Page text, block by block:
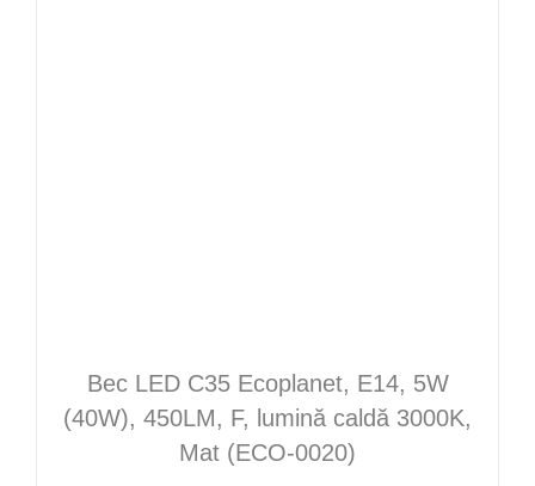
Bec LED C35 Ecoplanet, E14, 5W
(40W), 450LM, F, lumină caldă 3000K,
Mat (ECO-0020)